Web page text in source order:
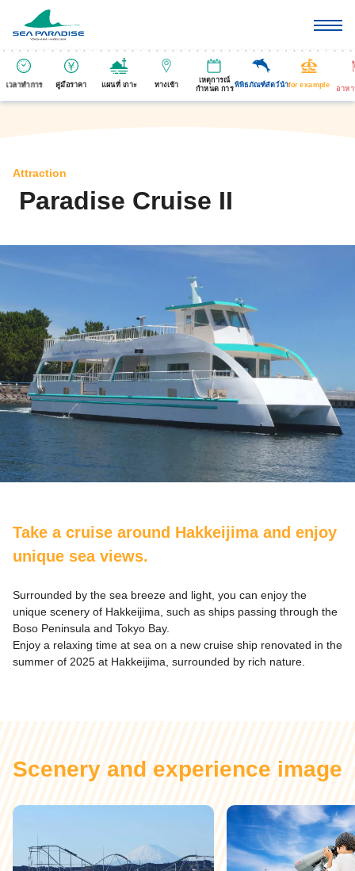
เวลาทำการ คู่มือราคา แผนที่ เกาะ ทางเข้า
เหตุการณ์
กำหนด การ
พิพิธภัณฑ์สัตว์นำfor example
อาห
Attraction
Paradise Cruise II
Take a cruise around Hakkeijima and enjoy
unique sea views.
Surrounded by the sea breeze and light, you can enjoy the
unique scenery of Hakkeijima, such as ships passing through the
Boso Peninsula and Tokyo Bay.
Enjoy a relaxing time at sea on a new cruise ship renovated in the
summer of 2025 at Hakkeijima, surrounded by rich nature.
Scenery and experience image